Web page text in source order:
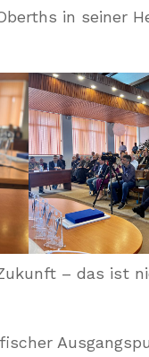
in seiner
– das ist